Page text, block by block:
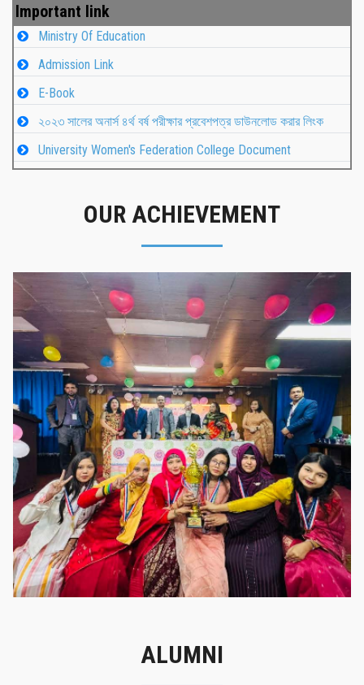
Important link
Ministry Of Education
Admission Link
E-Book
২০২৩ সালের অনার্স ৪র্থ বর্ষ পরীক্ষার প্রবেশপত্র ডাউনলোড করার লিংক
University Women's Federation College Document
OUR ACHIEVEMENT
গৌরবের মুহূর্ত
গৌরবের মুহূর্ত
ALUMNI